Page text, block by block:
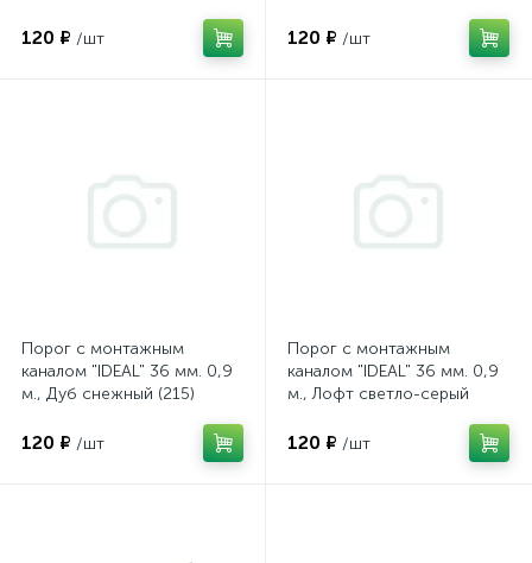
120 ₽ /шт 120 ₽ /шт
Порог с монтажным
каналом "IDEAL" 36 мм. 0,9
м., Дуб снежный (215)
120 ₽ /шт
Порог с монтажным
каналом "IDEAL" 36 мм. 0,9
м., Лофт светло-серый
120 ₽ /шт